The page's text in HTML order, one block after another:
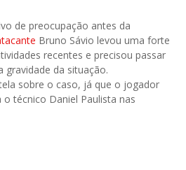
de preocupação antes da
Bruno Sávio levou uma forte
recentes e precisou passar
gravidade da situação.
sobre o caso, já que o jogador
técnico Daniel Paulista nas